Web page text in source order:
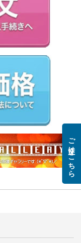
ご注文はこちら